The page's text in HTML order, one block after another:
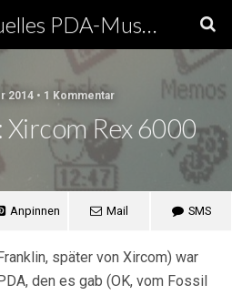
Olivers virtuelles PDA-Museum
2014 • 1 Kommentar
Xircom Rex 6000
Anpinnen Mail SMS
später von Xircom) war
den es gab (OK, vom Fossil